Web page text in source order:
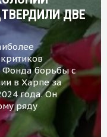
ДВЕ
Фонда борьбы с
в Харпе за
года. Он
ряду